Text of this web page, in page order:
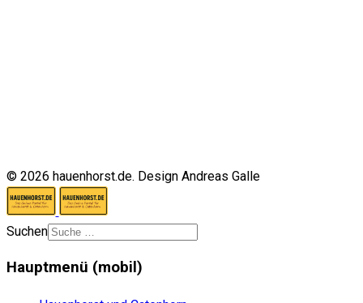
© 2026 hauenhorst.de. Design Andreas Galle
Suchen
Hauptmenü (mobil)